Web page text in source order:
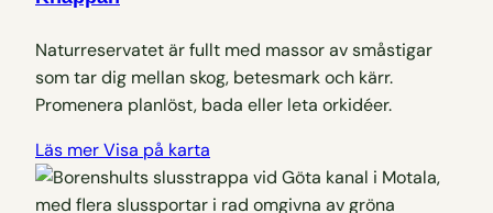
Naturreservatet är fullt med massor av småstigar
som tar dig mellan skog, betesmark och kärr.
Promenera planlöst, bada eller leta orkidéer.
Läs merVisa på karta